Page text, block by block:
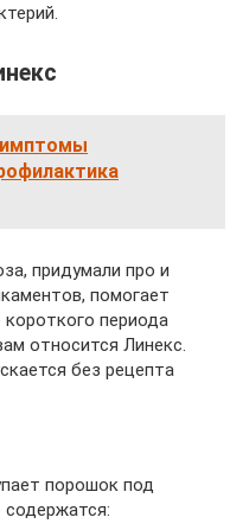
придумали про и
помогает
периода
относится Линекс.
без рецепта
порошок под
содержатся: